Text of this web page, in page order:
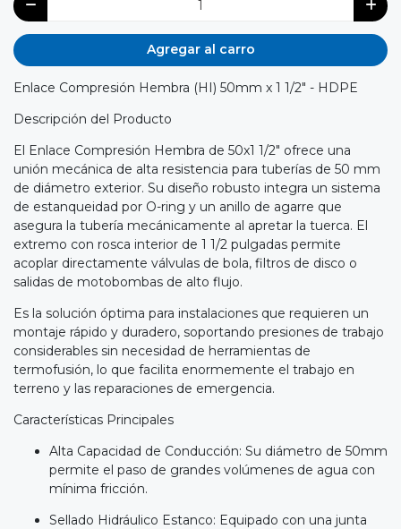
Agregar al carro
Enlace Compresión Hembra (HI) 50mm x 1 1/2" - HDPE
Descripción del Producto
El Enlace Compresión Hembra de 50x1 1/2" ofrece una
unión mecánica de alta resistencia para tuberías de 50 mm
de diámetro exterior. Su diseño robusto integra un sistema
de estanqueidad por O-ring y un anillo de agarre que
asegura la tubería mecánicamente al apretar la tuerca. El
extremo con rosca interior de 1 1/2 pulgadas permite
acoplar directamente válvulas de bola, filtros de disco o
salidas de motobombas de alto flujo.
Es la solución óptima para instalaciones que requieren un
montaje rápido y duradero, soportando presiones de trabajo
considerables sin necesidad de herramientas de
termofusión, lo que facilita enormemente el trabajo en
terreno y las reparaciones de emergencia.
Características Principales
Alta Capacidad de Conducción: Su diámetro de 50mm
permite el paso de grandes volúmenes de agua con
mínima fricción.
Sellado Hidráulico Estanco: Equipado con una junta